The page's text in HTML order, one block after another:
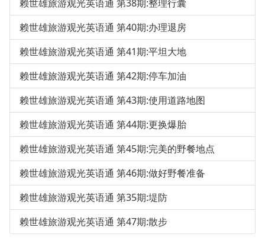
赖世雄旅游观光英语通 第38期:整理行囊
赖世雄旅游观光英语通 第40期:办理退房
赖世雄旅游观光英语通 第41期:平坦大地
赖世雄旅游观光英语通 第42期:停车加油
赖世雄旅游观光英语通 第43期:使用道路地图
赖世雄旅游观光英语通 第44期:更换爆胎
赖世雄旅游观光英语通 第45期:完美的野餐地点
赖世雄旅游观光英语通 第46期:做好野餐准备
赖世雄旅游观光英语通 第35期:堤防
赖世雄旅游观光英语通 第47期:散步